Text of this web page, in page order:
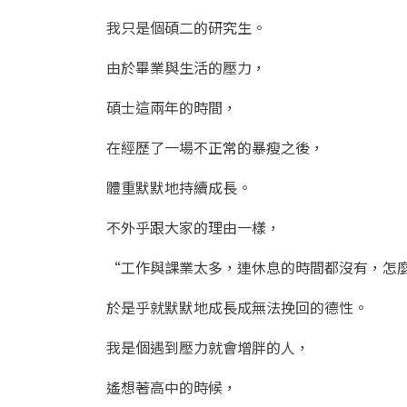
我只是個碩二的研究生。
由於畢業與生活的壓力，
碩士這兩年的時間，
在經歷了一場不正常的暴瘦之後，
體重默默地持續成長。
不外乎跟大家的理由一樣，
“工作與課業太多，連休息的時間都沒有，怎
於是乎就默默地成長成無法挽回的德性。
我是個遇到壓力就會增胖的人，
遙想著高中的時候，